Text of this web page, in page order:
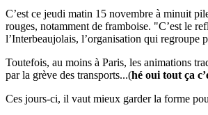
C’est ce jeudi matin 15 novembre à minuit
rouges, notamment de framboise. "C’est le
l’Interbeaujolais, l’organisation qui regroupe
Toutefois, au moins à Paris, les animations
par la grève des transports...(hé oui tout ça
Ces jours-ci, il vaut mieux garder la forme